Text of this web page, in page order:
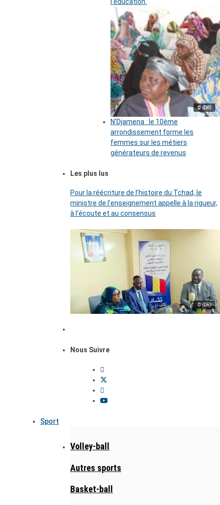
© (DR)
N’Djamena : le 10ème
arrondissement forme les
femmes sur les métiers
générateurs de revenus
Les plus lus
Pour la réécriture de l’histoire du Tchad, le
ministre de l’enseignement appelle à la rigueur,
à l’écoute et au consensus
© (DR)
Nous Suivre
Sport
Volley-ball
Autres sports
Basket-ball